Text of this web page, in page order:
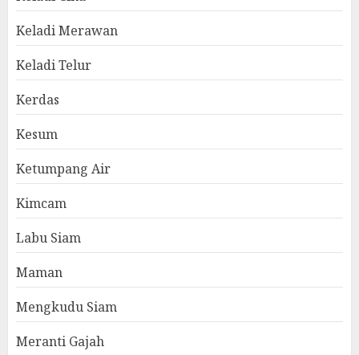
Keladi Merawan
Keladi Telur
Kerdas
Kesum
Ketumpang Air
Kimcam
Labu Siam
Maman
Mengkudu Siam
Meranti Gajah